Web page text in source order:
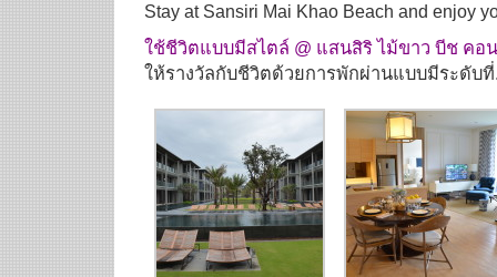
Stay at Sansiri Mai Khao Beach and enjoy
ใช้ชีวิตแบบมีสไตล์ @ แสนสิริ ไม้ขาว บีช คอ
ให้รางวัลกับชีวิตด้วยการพักผ่านแบบมีระดับ